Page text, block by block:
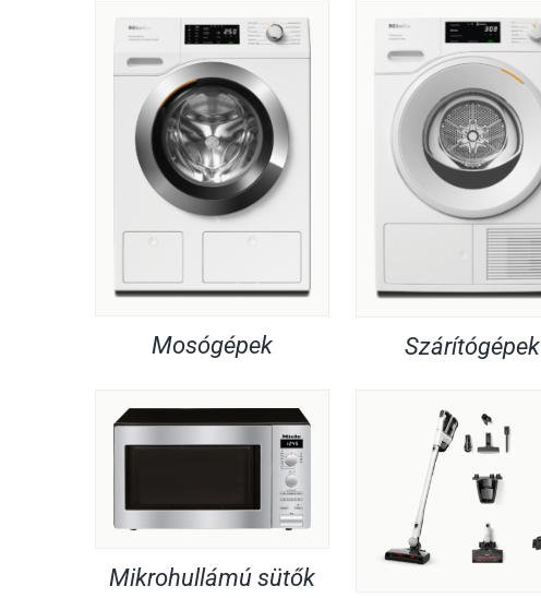
Mosógépek Szárítógépek
Mikrohullámú sütők